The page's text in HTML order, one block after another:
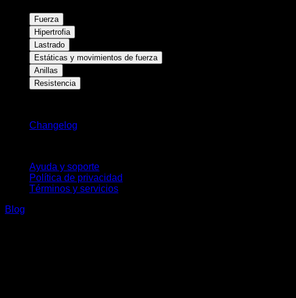
Fuerza
Hipertrofia
Lastrado
Estáticas y movimientos de fuerza
Anillas
Resistencia
Changelog
Ayuda y soporte
Política de privacidad
Términos y servicios
Blog